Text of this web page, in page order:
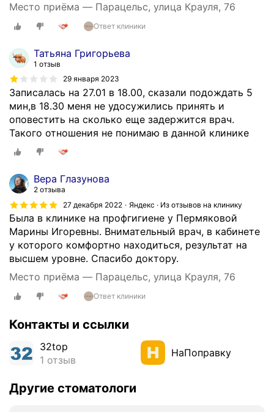
и
ш
а
о
п
р
и
г
н
и
ю
н
а
о
н
р
ы
Место приёма — Парацельс, улица Крауля, 76
Ответ клиники
Татьяна Григорьева
1 отзыв
29 января 2023
Записалась на 27.01 в 18.00, сказали подождать 5
мин,в 18.30 меня не удосужились принять и
оповестить на сколько еще задержится врач.
Такого отношения не понимаю в данной клинике
Вера Глазунова
2 отзыва
27 декабря 2022
Яндекс · Из отзывов на клинику
Была в клинике на профгигиене у Пермяковой
Марины Игоревны. Внимательный врач, в кабинете
у которого комфортно находиться, результат на
высшем уровне. Спасибо доктору.
Место приёма — Парацельс, улица Крауля, 76
Ответ клиники
Контакты и ссылки
32top
1 отзыв
НаПоправку
Другие стоматологи